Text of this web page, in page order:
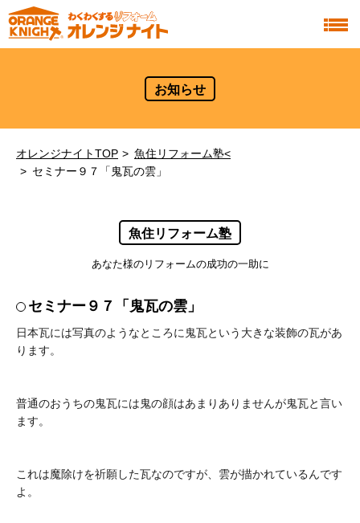
お知らせ
オレンジナイトTOP
魚住リフォーム塾<
セミナー９７「鬼瓦の雲」
魚住リフォーム塾
あなた様のリフォームの成功の一助に
セミナー９７「鬼瓦の雲」
日本瓦には写真のようなところに鬼瓦という大きな装飾の瓦があ
ります。
普通のおうちの鬼瓦には鬼の顔はあまりありませんが鬼瓦と言い
ます。
これは魔除けを祈願した瓦なのですが、雲が描かれているんです
よ。